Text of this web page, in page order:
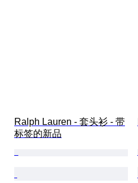
Ralph Lauren - 套头衫 - 带
标签的新品